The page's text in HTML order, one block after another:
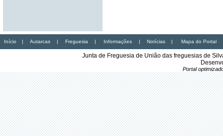
Início | Autarcas | Freguesia | Informações | Notícias | Mapa do Portal
Junta de Freguesia de União das freguesias de
Portal